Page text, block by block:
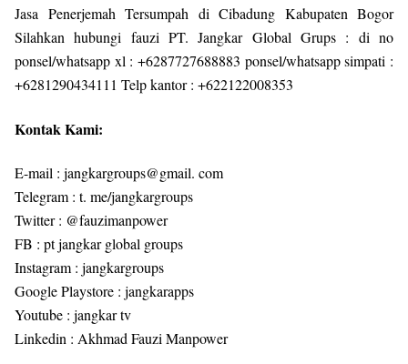
Jasa Penerjemah Tersumpah di Cibadung Kabupaten Bogor
Silahkan hubungi fauzi PT. Jangkar Global Grups : di no
ponsel/whatsapp xl : +6287727688883 ponsel/whatsapp simpati :
+6281290434111 Telp kantor : +622122008353
Kontak Kami:
E-mail : jangkargroups@gmail. com
Telegram : t. me/jangkargroups
Twitter : @fauzimanpower
FB : pt jangkar global groups
Instagram : jangkargroups
Google Playstore : jangkarapps
Youtube : jangkar tv
Linkedin : Akhmad Fauzi Manpower